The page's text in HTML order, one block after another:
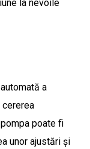
la nevoile
a
poate fi
unor ajustări și